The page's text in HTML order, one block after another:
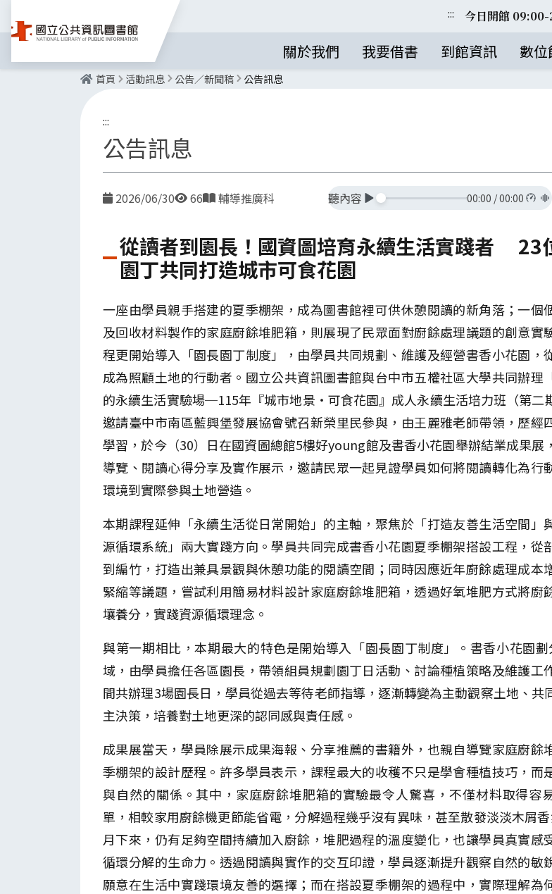
::: 今日開館
關於我們 我要借書 到館資訊 數位
首頁 活動訊息 公告／新聞稿 公告訊息
:::
公告訊息
日期
2026/06/30 點閱數
66 發布單位
輔導推廣科 聽內容 00:00 /00:00
從讀者到園長！國資圖培育永續生活實踐者 23
園丁共同打造城市可食花園
一座由學員親手搭建的夏季棚架，成為圖書館裡可供休憩閱讀的新角落；一個
及回收材料製作的家庭廚餘堆肥箱，則展現了民眾面對廚餘處理議題的創意實
程更開始導入「園長園丁制度」，由學員共同規劃、維護及經營書香小花園，
成為照顧土地的行動者。國立公共資訊圖書館與台中市五權社區大學共同辦理
的永續生活實驗場─115年『城市地景・可食花園』成人永續生活培力班（第二
邀請臺中市南區藍興堡發展協會號召新榮里民參與，由王麗雅老師帶領，歷經
學習，於今（30）日在國資圖總館5樓好young館及書香小花園舉辦結業成果展
導覽、閱讀心得分享及實作展示，邀請民眾一起見證學員如何將閱讀轉化為行
環境到實際參與土地營造。
本期課程延伸「永續生活從日常開始」的主軸，聚焦於「打造友善生活空間」
源循環系統」兩大實踐方向。學員共同完成書香小花園夏季棚架搭設工程，從
到編竹，打造出兼具景觀與休憩功能的閱讀空間；同時因應近年廚餘處理成本
緊縮等議題，嘗試利用簡易材料設計家庭廚餘堆肥箱，透過好氧堆肥方式將廚
壤養分，實踐資源循環理念。
與第一期相比，本期最大的特色是開始導入「園長園丁制度」。書香小花園
域，由學員擔任各區園長，帶領組員規劃園丁日活動、討論種植策略及維護工
間共辦理3場園長日，學員從過去等待老師指導，逐漸轉變為主動觀察土地、共
主決策，培養對土地更深的認同感與責任感。
成果展當天，學員除展示成果海報、分享推薦的書籍外，也親自導覽家庭廚餘
季棚架的設計歷程。許多學員表示，課程最大的收穫不只是學會種植技巧，而
與自然的關係。其中，家庭廚餘堆肥箱的實驗最令人驚喜，不僅材料取得容
單，相較家用廚餘機更節能省電，分解過程幾乎沒有異味，甚至散發淡淡木屑
月下來，仍有足夠空間持續加入廚餘，堆肥過程的溫度變化，也讓學員真實感
循環分解的生命力。透過閱讀與實作的交互印證，學員逐漸提升觀察自然的敏
願意在生活中實踐環境友善的選擇；而在搭設夏季棚架的過程中，實際理解為